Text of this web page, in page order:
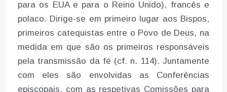
para os EUA e para o Reino Unido), francês e
polaco. Dirige-se em primeiro lugar aos Bispos,
primeiros catequistas entre o Povo de Deus, na
medida em que são os primeiros responsáveis
pela transmissão da fé (cf. n. 114). Juntamente
com eles são envolvidas as Conferências
episcopais, com as respetivas Comissões para